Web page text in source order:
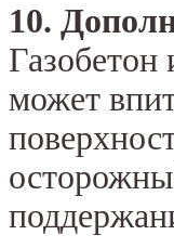
10.
Газобетон
может